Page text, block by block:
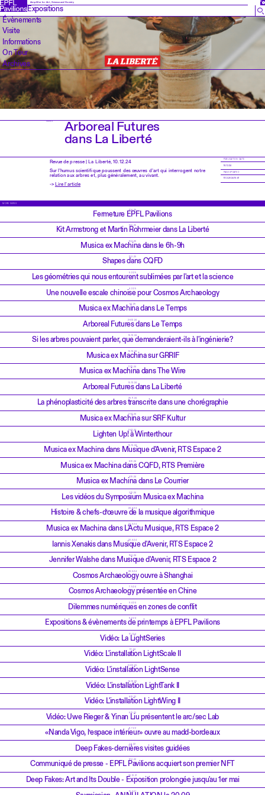
Amplifier for Art, Science and Society EN
Expositions
Évènements
Visite
Informations
On Tour
Archives
NEWS Arboreal Futures
dans La Liberté
Revue de presse | La Liberté, 10.12.24
Sur l’humus scientifique poussent des œuvres d’art qui interrogent notre
relation aux arbres et, plus généralement, au vivant.
->Lire l'article
PUBLICATION DATE
10.12.24
PAGE UPDATED
11.12.2024 10:01
MORE NEWS
17.6.25
Fermeture EPFL Pavilions
19.5.25
Kit Armstrong et Martin Rohrmeier dans La Liberté
10.2.25
Musica ex Machina dans le 6h-9h
10.2.25
Shapes dans CQFD
5.2.25
Les géométries qui nous entourent sublimées par l'art et la science
4.2.25
Une nouvelle escale chinoise pour Cosmos Archaeology
6.1.25
Musica ex Machina dans Le Temps
26.12.24
Arboreal Futures dans Le Temps
19.12.24
Si les arbres pouvaient parler, que demanderaient-ils à l'ingénierie?
12.12.24
Musica ex Machina sur GRRIF
11.12.24
Musica ex Machina dans The Wire
10.12.24
Arboreal Futures dans La Liberté
25.11.24
La phénoplasticité des arbres transcrite dans une chorégraphie
21.11.24
Musica ex Machina sur SRF Kultur
15.11.24
Lighten Up! à Winterthour
13.10.24
Musica ex Machina dans Musique d'Avenir, RTS Espace 2
8.10.24
Musica ex Machina dans CQFD, RTS Première
4.10.24
Musica ex Machina dans Le Courrier
3.10.24
Les vidéos du Symposium Musica ex Machina
24.9.24
Histoire & chefs-d’œuvre de la musique algorithmique
23.9.24
Musica ex Machina dans L'Actu Musique, RTS Espace 2
22.9.24
Iannis Xenakis dans Musique d'Avenir, RTS Espace 2
15.9.24
Jennifer Walshe dans Musique d'Avenir, RTS Espace 2
28.5.24
Cosmos Archaeology ouvre à Shanghai
7.5.24
Cosmos Archaeology présentée en Chine
9.4.24
Dilemmes numériques en zones de conflit
6.2.24
Expositions & évènements de printemps à EPFL Pavilions
17.1.24
Vidéo: La LightSeries
11.1.24
Vidéo: L'installation LightScale II
22.12.23
Vidéo: L'installation LightSense
14.12.23
Vidéo: L'installation LightTank II
8.12.23
Vidéo: L'installation LightWing II
5.12.23
Vidéo: Uwe Rieger & Yinan Liu présentent le arc/sec Lab
8.7.22
«Nanda Vigo, l’espace intérieur» ouvre au madd-bordeaux
1.4.22
Deep Fakes-dernières visites guidées
17.2.22
Communiqué de presse - EPFL Pavilions acquiert son premier NFT
30.12.21
Deep Fakes: Art and Its Double - Exposition prolongée jusqu'au 1er mai
19.9.21